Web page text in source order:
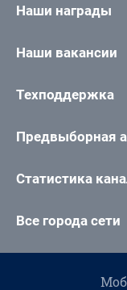
Наши награды
Наши вакансии
Техподдержка
Предвыборная
Статистика
Все города сети